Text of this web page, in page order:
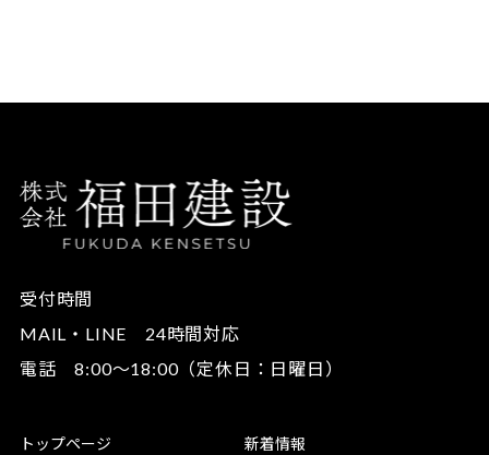
受付時間
MAIL・LINE 24時間対応
電話 8:00～18:00（定休日：日曜日）
トップページ 新着情報